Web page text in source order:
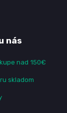
nás
nad 150€
skladom